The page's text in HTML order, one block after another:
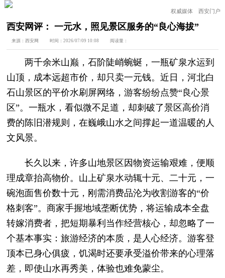
权威媒体 西安门户
西安网评： 一元水，照见景区服务的“良心海拔”
来源：西安网 时间：2026/07/09 10:08 阅读量：
两千余米山巅，石阶陡峭蜿蜒，一瓶矿泉水运到
山顶，成本远超市价，却只卖一元钱。近日，河北白
石山景区的平价水刷屏网络，游客纷纷点赞“良心景
区”。一瓶水，看似微不足道，却刺破了景区高价消
费的陈旧潜规则，在巍峨山水之间撑起一道温暖的人
文风景。
长久以来，许多山地景区因物资运输艰难，便顺
理成章抬高物价。山上矿泉水动辄十元、二十元，一
碗泡面售价数十元，刚需消费品沦为收割游客的“价
格刺客”。商家手握地域垄断优势，将运输成本全盘
转嫁消费者，把短期暴利当作经营核心，却忽略了一
个基本事实：旅游经济的本质，是人心经济。游客登
顶本已身心俱疲，饥渴时还要承受溢价带来的心理落
差，即使山水再秀美，体验也难免蒙尘。